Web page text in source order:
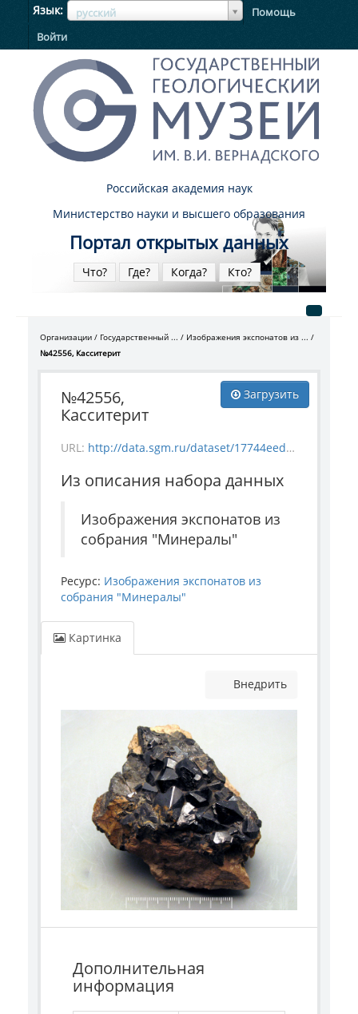
Язык русский
ЯзыкЯзык
Помощь
Войти
Российская академия наук
Министерство науки и высшего образования
Портал открытых данных
Что? Где? Когда? Кто?
Организации Государственный ...
Изображения экспонатов из ...
№42556, Касситерит
Загрузить
№42556,
Касситерит
URL: http://data.sgm.ru/dataset/17744eed-27fa-4a9a-bc72-4e657fa570af/resource/0c32ee08-af14-4029-981e-6534a3d8b782/download/mineral_42556.jpg
Из описания набора данных
Изображения экспонатов из
собрания "Минералы"
Ресурс: Изображения экспонатов из
собрания "Минералы"
Картинка
Внедрить
Дополнительная
информация